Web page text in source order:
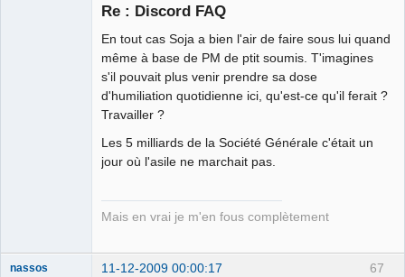
Re : Discord FAQ
En tout cas Soja a bien l'air de faire sous lui quand
même à base de PM de ptit soumis. T'imagines
s'il pouvait plus venir prendre sa dose
d'humiliation quotidienne ici, qu'est-ce qu'il ferait ?
Travailler ?
Les 5 milliards de la Société Générale c'était un
jour où l'asile ne marchait pas.
Mais en vrai je m'en fous complètement
67
nassos 11-12-2009 00:00:17